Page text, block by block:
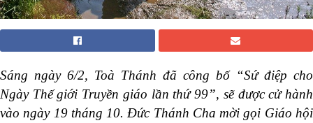
Sáng ngày 6/2, Toà Thánh đã công bố “Sứ điệp cho
Ngày Thế giới Truyền giáo lần thứ 99”, sẽ được cử hành
vào ngày 19 tháng 10. Đức Thánh Cha mời gọi Giáo hội